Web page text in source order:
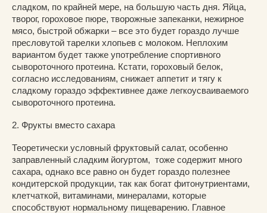
сладком, по крайней мере, на большую часть дня. Яйца,
творог, гороховое пюре, творожные запеканки, нежирное
мясо, быстрой обжарки – все это будет гораздо лучше
пресловутой тарелки хлопьев с молоком. Неплохим
вариантом будет также употребление спортивного
сывороточного протеина. Кстати, гороховый белок,
согласно исследованиям, снижает аппетит и тягу к
сладкому гораздо эффективнее даже легкоусваиваемого
сывороточного протеина.
2. Фрукты вместо сахара
Теоретически условный фруктовый салат, особенно
заправленный сладким йогуртом, тоже содержит много
сахара, однако все равно он будет гораздо полезнее
кондитерской продукции, так как богат фитонутриентами,
клетчаткой, витаминами, минералами, которые
способствуют нормальному пищеварению. Главное